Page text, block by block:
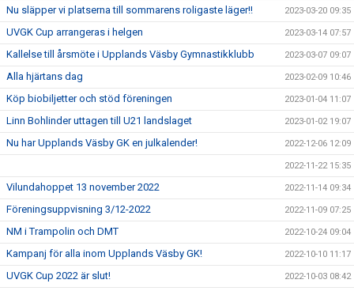
Nu släpper vi platserna till sommarens roligaste läger!! 2023-03-20 09:35
UVGK Cup arrangeras i helgen 2023-03-14 07:57
Kallelse till årsmöte i Upplands Väsby Gymnastikklubb 2023-03-07 09:07
Alla hjärtans dag 2023-02-09 10:46
Köp biobiljetter och stöd föreningen 2023-01-04 11:07
Linn Bohlinder uttagen till U21 landslaget 2023-01-02 19:07
Nu har Upplands Väsby GK en julkalender! 2022-12-06 12:09
2022-11-22 15:35
Vilundahoppet 13 november 2022 2022-11-14 09:34
Föreningsuppvisning 3/12-2022 2022-11-09 07:25
NM i Trampolin och DMT 2022-10-24 09:04
Kampanj för alla inom Upplands Väsby GK! 2022-10-10 11:17
UVGK Cup 2022 är slut! 2022-10-03 08:42